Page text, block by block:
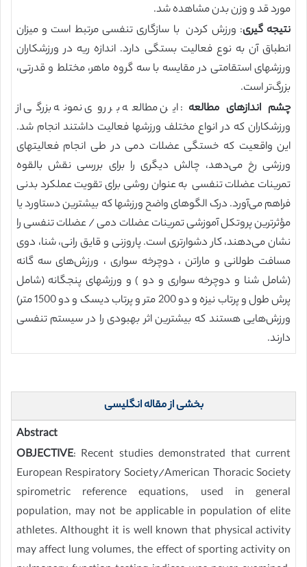
مورد قد و وزن بدن مشاهده شد.
نتیجه گیری: ورزش کردن با سازگاری تنفسی مرتبط است و میزان
انطباق آن به نوع فعالیت بستگی دارد. اندازه ریه در ورزشکاران
ورزشهای استقامتی در مقایسه با سه گروه ماهر، مختلط و قدرتی،
بزرگ‌تر است.
چشم اندازهای مطالعه : این مطالعه بر روی نمونه بزرگی از
ورزشکاران که در انواع مختلف ورزشها فعالیت داشتند انجام شد.
این واقعیت که خستگی عضلات دمی در طی انجام فعالیتهای
ورزشی رخ می‌دهد، چالش دیگری را برای بررسی نقش بالقوه
تمرینات عضلات تنفسی به عنوان روشی برای تقویت عملکرد بدنی
فراهم می‌آورد. درک الگوهای واضح ورزشها که بیشترین دستاورد یا
مؤثرترین پروتکل آموزشی تمرینات عضلات دمی / عضلات تنفسی را
نشان می‌دهند، کار دشوارتری است. پاروزنی و قایق رانی، شنا، دوی
مسافت طولانی و ماراتن ، دوچرخه سواری ، ورزش‌های سه گانه
(شامل شنا و دوچرخه سواری و دو ) و ورزشهای پنجگانه (شامل
پرش طول و پرتاب نیزه و دو 200 متر و پرتاب دیسک و دو 1500 متر)
ورزش‌هایی هستند که بیشترین اثر بهبودی را در سیستم تنفسی
دارند.
بخشی از مقاله انگلیسی
Abstract
OBJECTIVE: Recent studies demonstrated that current
European Respiratory Society/American Thoracic Society
spirometric reference equations, used in general
population, may not be applicable in population of elite
athletes. Althought it is well known that physical activity
may affect lung volumes, the effect of sporting activity on